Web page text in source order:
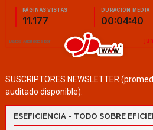
SUSCRIPTORES NEWSLETTER
auditado disponible):